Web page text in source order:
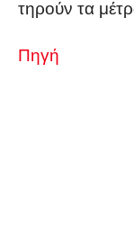
τηρούν τα
Πηγή